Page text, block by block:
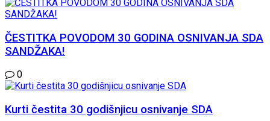
ČESTITKA POVODOM 30 GODINA OSNIVANJA SDA
SANDŽAKA!
0
Kurti čestita 30 godišnjicu osnivanje SDA